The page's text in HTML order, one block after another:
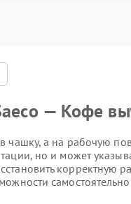
— Кофе
чашку, а на рабочую
но и может
корректную